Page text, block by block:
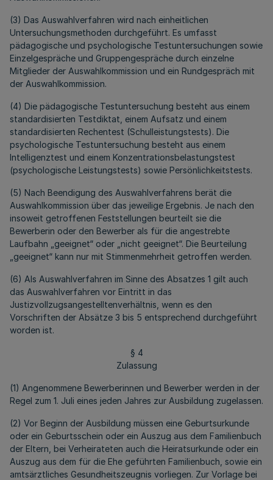
(3) Das Auswahlverfahren wird nach einheitlichen
Untersuchungsmethoden durchgeführt. Es umfasst
pädagogische und psychologische Testuntersuchungen sowie
Einzelgespräche und Gruppengespräche durch einzelne
Mitglieder der Auswahlkommission und ein Rundgespräch mit
der Auswahlkommission.
(4) Die pädagogische Testuntersuchung besteht aus einem
standardisierten Testdiktat, einem Aufsatz und einem
standardisierten Rechentest (Schulleistungstests). Die
psychologische Testuntersuchung besteht aus einem
Intelligenztest und einem Konzentrationsbelastungstest
(psychologische Leistungstests) sowie Persönlichkeitstests.
(5) Nach Beendigung des Auswahlverfahrens berät die
Auswahlkommission über das jeweilige Ergebnis. Je nach den
insoweit getroffenen Feststellungen beurteilt sie die
Bewerberin oder den Bewerber als für die angestrebte
Laufbahn „geeignet“ oder „nicht geeignet“. Die Beurteilung
„geeignet“ kann nur mit Stimmenmehrheit getroffen werden.
(6) Als Auswahlverfahren im Sinne des Absatzes 1 gilt auch
das Auswahlverfahren vor Eintritt in das
Justizvollzugsangestelltenverhältnis, wenn es den
Vorschriften der Absätze 3 bis 5 entsprechend durchgeführt
worden ist.
§ 4
Zulassung
(1) Angenommene Bewerberinnen und Bewerber werden in der
Regel zum 1. Juli eines jeden Jahres zur Ausbildung zugelassen.
(2) Vor Beginn der Ausbildung müssen eine Geburtsurkunde
oder ein Geburtsschein oder ein Auszug aus dem Familienbuch
der Eltern, bei Verheirateten auch die Heiratsurkunde oder ein
Auszug aus dem für die Ehe geführten Familienbuch, sowie ein
amtsärztliches Gesundheitszeugnis vorliegen. Zur Vorlage bei